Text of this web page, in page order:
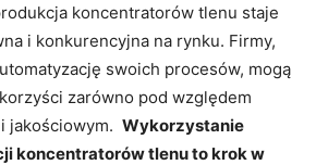
koncentratorów tlenu staje⁣
i‍ konkurencyjna ​na rynku.‍ Firmy,
swoich procesów, mogą
zarówno pod względem
jakościowym.
Wykorzystanie
koncentratorów ⁢tlenu to‌ krok w